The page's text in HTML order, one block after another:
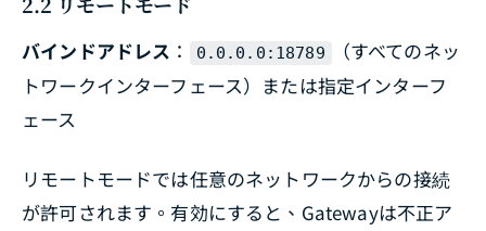
バインドアドレス ： 0.0.0.0:18789
（すべてのネッ
トワークインターフェース）または指定インターフ
ェース
リモートモードでは任意のネットワークからの接続
が許可されます。有効にすると、Gatewayは不正ア